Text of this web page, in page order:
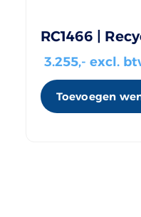
RC1466 |
3.255,- excl.
Toevoegen